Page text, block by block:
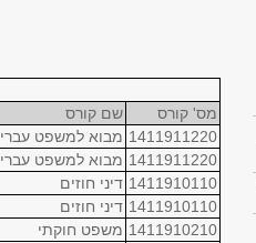
מס' קורס
שם קורס
1411911220 מבוא למשפט עברי
1411911220 מבוא למשפט עברי
1411910110 דיני חוזים
1411910110 דיני חוזים
1411910210 משפט חוקתי